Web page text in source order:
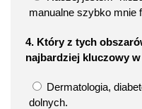
manualne szybko mnie
4. Który z tych
najbardziej kluczowy
Dermatologia,
dolnych.